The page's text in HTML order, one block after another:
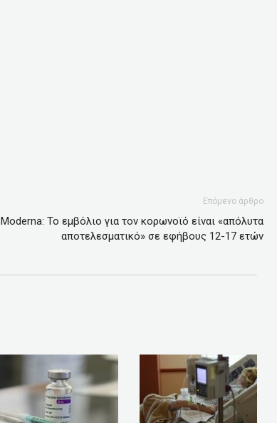
Επόμενο άρθρο
Moderna: Το εμβόλιο για τον κορωνοϊό είναι «απόλυτα
αποτελεσματικό» σε εφήβους 12-17 ετών